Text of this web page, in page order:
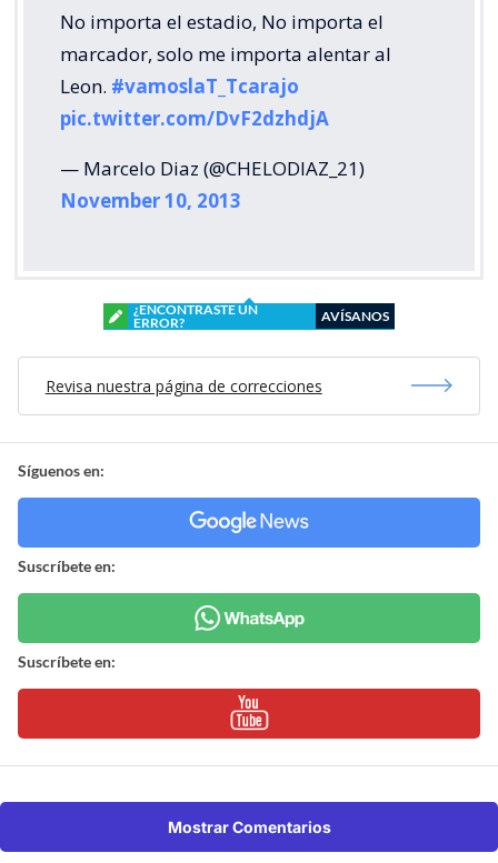
No importa el estadio, No importa el
marcador, solo me importa alentar al
Leon. #vamoslaT_Tcarajo
pic.twitter.com/DvF2dzhdjA
— Marcelo Diaz (@CHELODIAZ_21)
November 10, 2013
¿ENCONTRASTE UN
ERROR?
AVÍSANOS
Revisa nuestra página de correcciones
Síguenos en:
Suscríbete en:
Suscríbete en:
Mostrar Comentarios